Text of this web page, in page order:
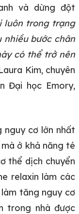
và dừng đột
luôn trong trạng
nhiều bước chân
có thể trở nên
Kim, chuyên
Đại học Emory,
nguy cơ lớn nhất
ở khả năng té
thể dịch chuyển
relaxin làm các
tăng nguy cơ
trong nhà được